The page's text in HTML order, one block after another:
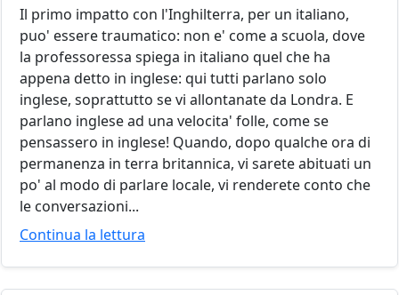
Il primo impatto con l'Inghilterra, per un italiano,
puo' essere traumatico: non e' come a scuola, dove
la professoressa spiega in italiano quel che ha
appena detto in inglese: qui tutti parlano solo
inglese, soprattutto se vi allontanate da Londra. E
parlano inglese ad una velocita' folle, come se
pensassero in inglese! Quando, dopo qualche ora di
permanenza in terra britannica, vi sarete abituati un
po' al modo di parlare locale, vi renderete conto che
le conversazioni...
Continua la lettura